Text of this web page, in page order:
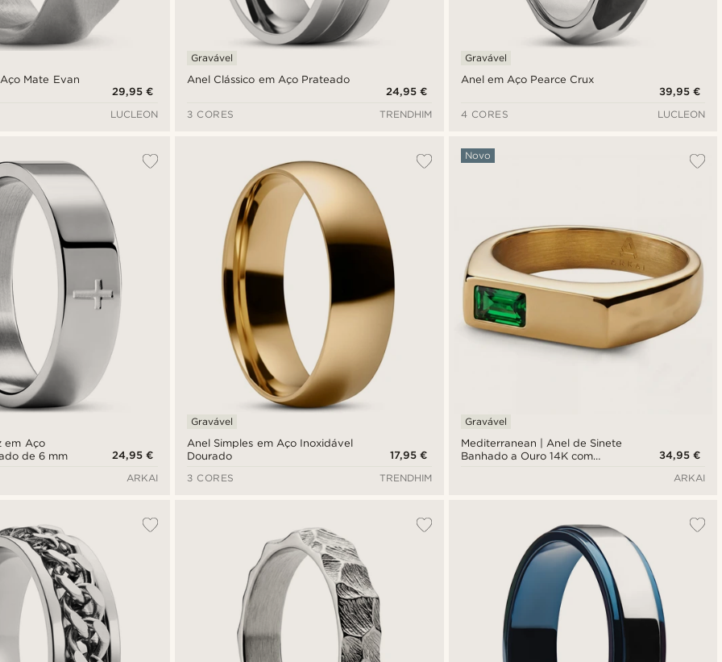
Mate Evan
29,95 €
LUCLEON
Anel Clássico em Aço Prateado
Gravável
24,95 €
3 CORES
TRENDHIM
Anel em Aço Pearce Crux
Gravável
39,95 €
4 CORES
LUCLEON
em Aço
de 6 mm
24,95 €
ARKAI
Anel Simples em Aço Inoxidável
Dourado
Gravável
17,95 €
3 CORES
TRENDHIM
Mediterranean | Anel de Sinete
Banhado a Ouro 14K com
Novo
Gravável
34,95 €
ARKAI